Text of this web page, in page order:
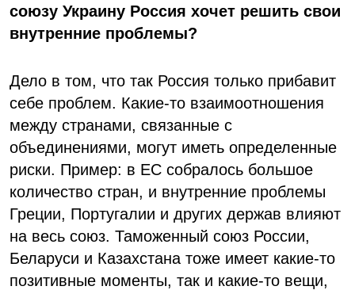
союзу Украину Россия хочет решить свои
внутренние проблемы?
Дело в том, что так Россия только прибавит
себе проблем. Какие-то взаимоотношения
между странами, связанные с
объединениями, могут иметь определенные
риски. Пример: в ЕС собралось большое
количество стран, и внутренние проблемы
Греции, Португалии и других держав влияют
на весь союз. Таможенный союз России,
Беларуси и Казахстана тоже имеет какие-то
позитивные моменты, так и какие-то вещи,